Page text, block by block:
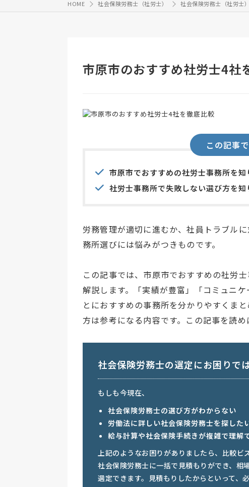
HOME 社会保険労務士（社労士） 社会保険労務士（社労士
市原市のおすすめ社労士4社
この記事
市原市でおすすめの社労士事務所を知
社労士事務所で失敗しない選び方を知
労務管理が適切に進むか、社員トラブル
務所選びには悩みがつきものです。
この記事では、市原市でおすすめの社労
解説します。「実績が豊富」「コミュニ
とにおすすめの事務所を分かりやすくま
方は参考になる内容です。この記事を読
社会保険労務士の選定にお困りで
もしも今現在、
社会保険労務士の選び方がわからない
労働法に詳しい社会保険労務士を探した
給与計算や社会保険手続きが複雑で理解
上記のようなお困りがありましたら、比較ビ
社会保険労務士に一括で見積もりができ、相
選定できます。見積もりしたからといって、